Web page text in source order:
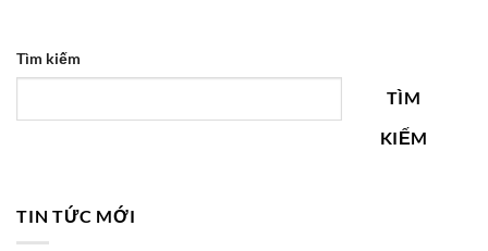
Tìm kiếm
TÌM
KIẾM
TIN TỨC MỚI